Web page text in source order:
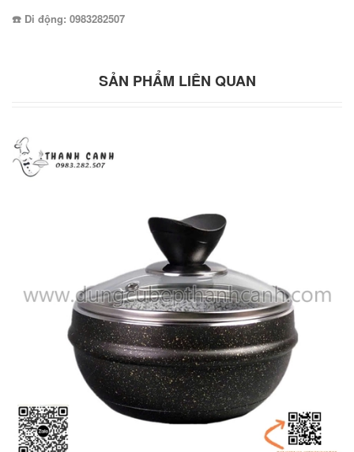
☎️ Di động: 0983282507
SẢN PHẨM LIÊN QUAN